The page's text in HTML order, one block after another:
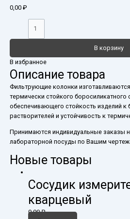
0,00 ₽
В корзину
В избранное
Описание товара
Фильтрующие колонки
термически стойкого боросиликатного
обеспечивающего стойкость изделий к
растворителей и устойчивость к
Принимаются индивидуальные заказы
лабораторной посуды по Вашим
Новые товары
Сосудик
кварцевый
0,00₽